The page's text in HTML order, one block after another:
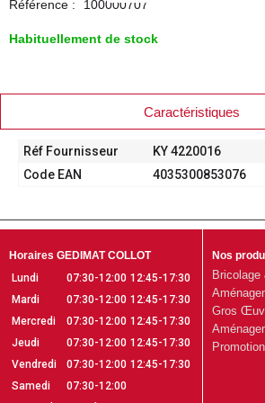
Référence : 100000707
Habituellement de stock
Caractéristiques
Réf Fournisseur
KY 4220016
Code EAN
4035300853076
Horaires GEDIMAT COLLOT
Lundi
07:30-12:00 12:45-17:30
Mardi
07:30-12:00 12:45-17:30
Mercredi
07:30-12:00 12:45-17:30
Jeudi
07:30-12:00 12:45-17:30
Vendredi
07:30-12:00 12:45-17:30
Samedi
07:30-12:00
Nos
Bricolage
Gros